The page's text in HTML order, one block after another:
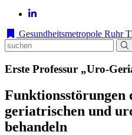
Gesundheitsmetropole Ruhr
Erste Professur „Uro-
geriatrischen und
behandeln